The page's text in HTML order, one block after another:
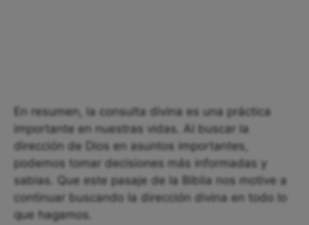
En resumen, la consulta divina es una práctica
importante en nuestras vidas. Al buscar la
dirección de Dios en asuntos importantes,
podemos tomar decisiones más informadas y
sabias. Que este pasaje de la Biblia nos motive a
continuar buscando la dirección divina en todo lo
que hagamos.